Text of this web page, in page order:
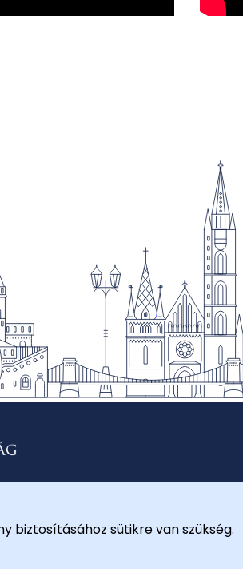
biztosításához sütikre van szükség.